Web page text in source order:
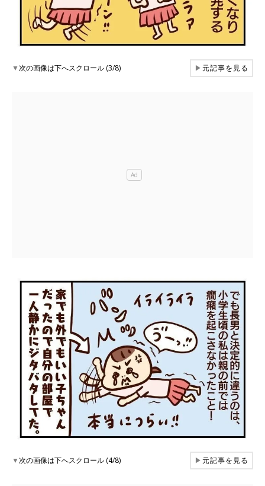
▼次の画像は下へスクロール (3/8) ▶元記事を見る
▼次の画像は下へスクロール (4/8) ▶元記事を見る